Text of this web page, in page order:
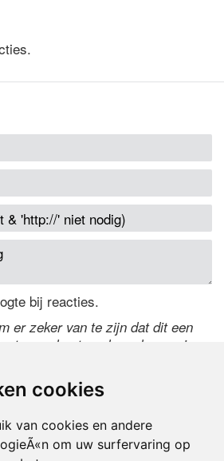
cookies
van cookies en andere
om uw surfervaring op
bij reacties.
er zeker van te zijn dat dit een
typ onderstaande code over in